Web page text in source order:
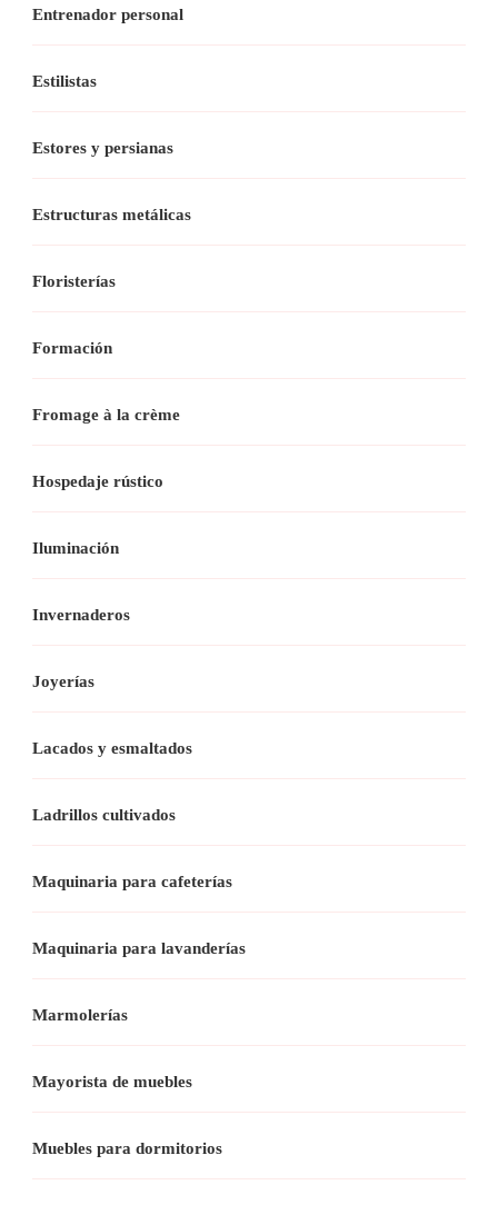
Entrenador personal
Estilistas
Estores y persianas
Estructuras metálicas
Floristerías
Formación
Fromage à la crème
Hospedaje rústico
Iluminación
Invernaderos
Joyerías
Lacados y esmaltados
Ladrillos cultivados
Maquinaria para cafeterías
Maquinaria para lavanderías
Marmolerías
Mayorista de muebles
Muebles para dormitorios